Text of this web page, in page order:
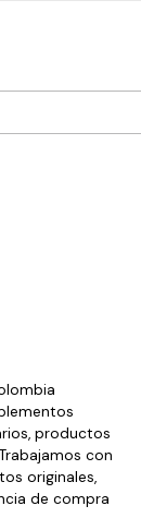
productos
con
originales,
de compra